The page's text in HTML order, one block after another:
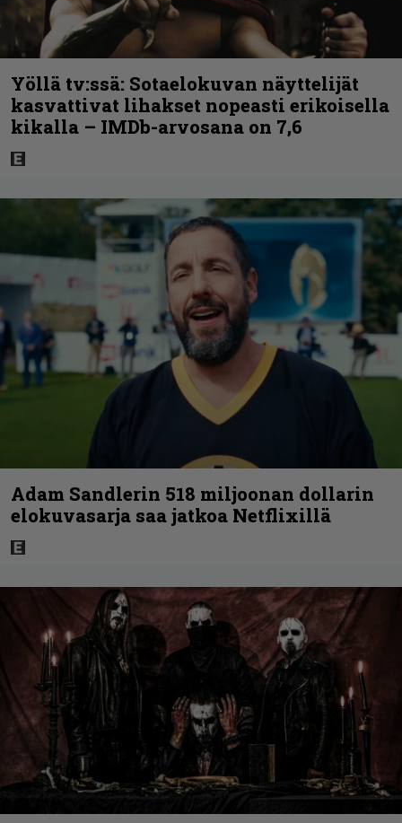
Yöllä tv:ssä: Sotaelokuvan näyttelijät
kasvattivat lihakset nopeasti erikoisella
kikalla – IMDb-arvosana on 7,6
Adam Sandlerin 518 miljoonan dollarin
elokuvasarja saa jatkoa Netflixillä